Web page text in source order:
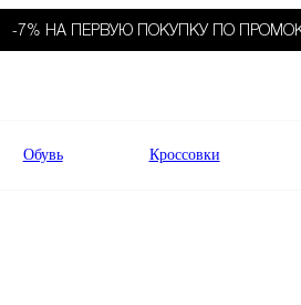
-7% НА ПЕРВУЮ ПОКУПКУ ПО
Обувь Кроссовки